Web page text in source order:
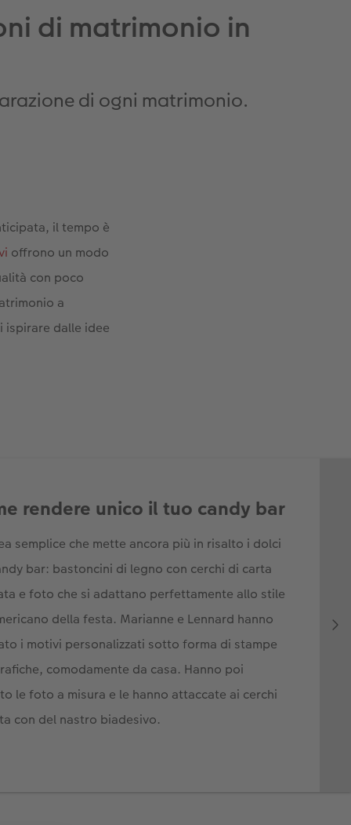
di matrimonio in
di ogni matrimonio.
il tempo è
offrono un modo
con poco
a
ispirare dalle idee